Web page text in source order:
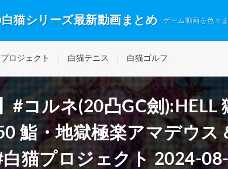
猫シリーズ最新動画まとめ ゲーム動画を色々
ロジェクト 白猫テニス 白猫ゴルフ
#コルネ(20凸GC劍):HELL
鮨・地獄極楽アマデウス
猫プロジェクト 2024-